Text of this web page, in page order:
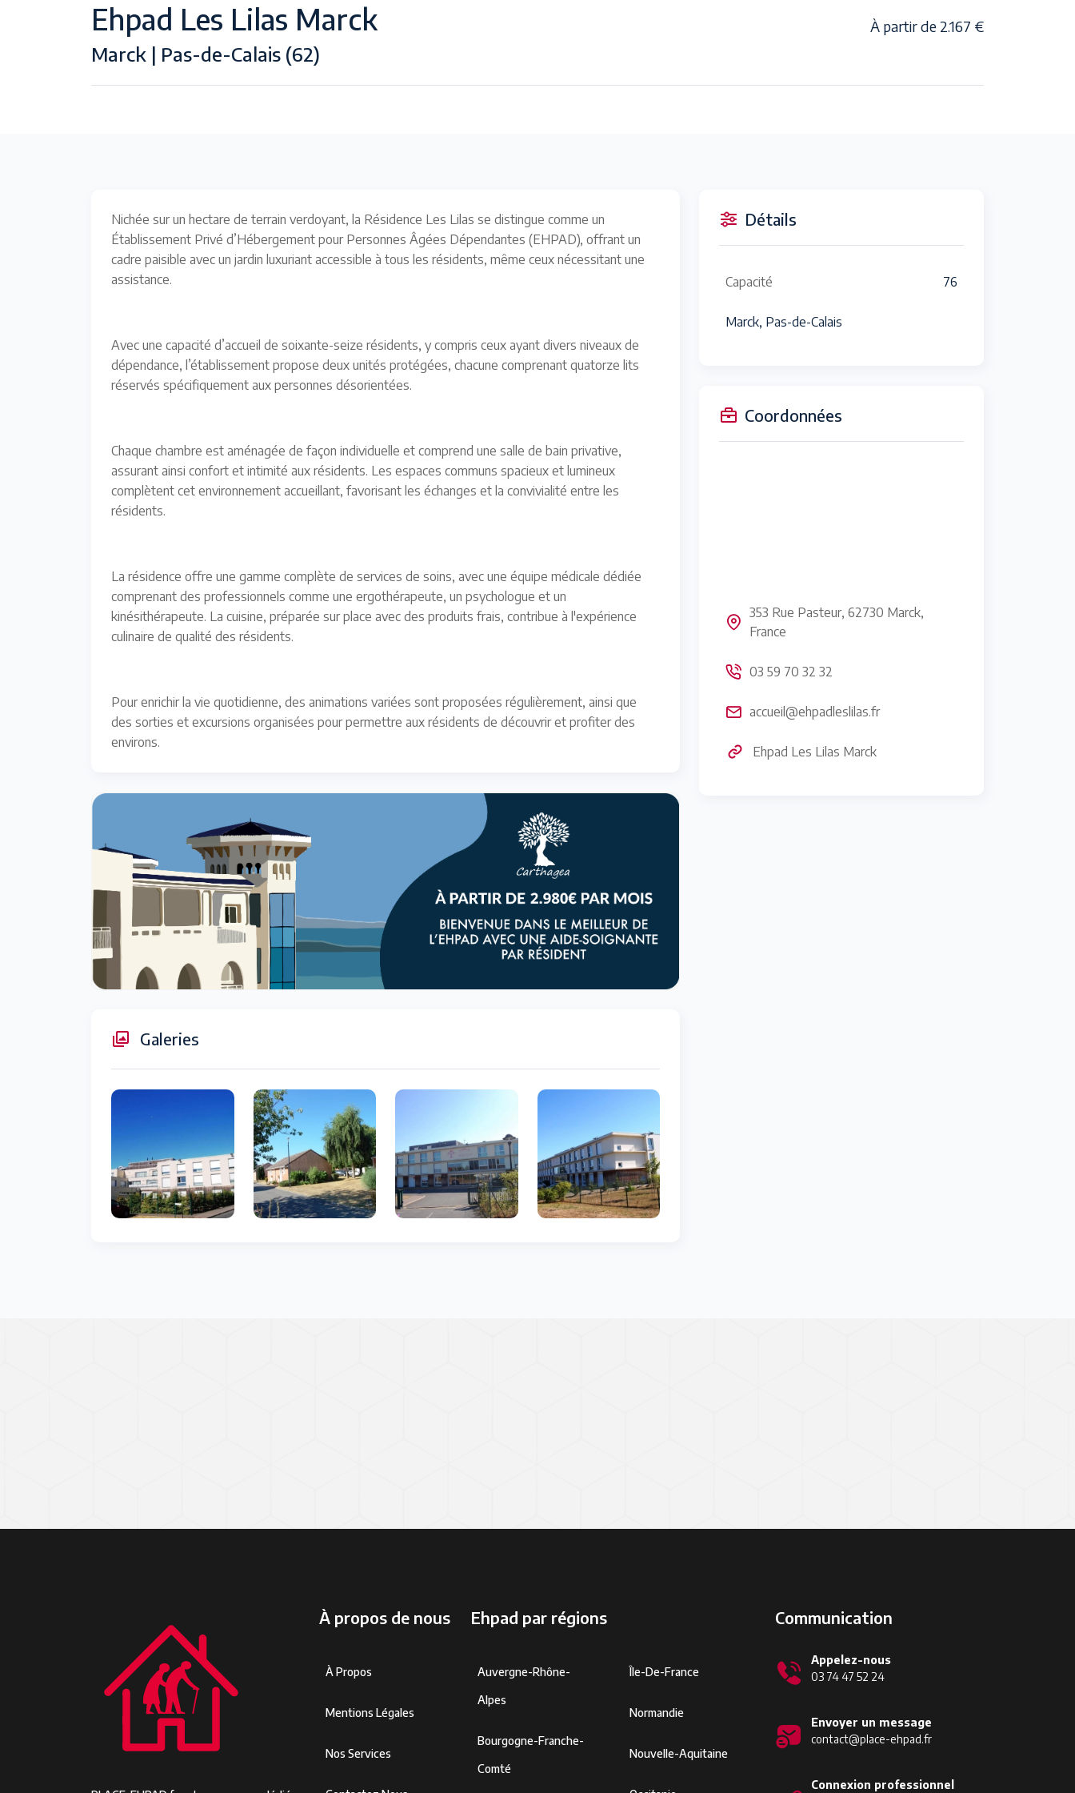
Ehpad Les Lilas Marck
Marck | Pas-de-Calais (62)
À partir de 2.167 €
Nichée sur un hectare de terrain verdoyant, la Résidence Les Lilas se distingue comme un
Établissement Privé d’Hébergement pour Personnes Âgées Dépendantes (EHPAD), offrant un
cadre paisible avec un jardin luxuriant accessible à tous les résidents, même ceux nécessitant une
assistance.
Avec une capacité d’accueil de soixante-seize résidents, y compris ceux ayant divers niveaux de
dépendance, l’établissement propose deux unités protégées, chacune comprenant quatorze lits
réservés spécifiquement aux personnes désorientées.
Chaque chambre est aménagée de façon individuelle et comprend une salle de bain privative,
assurant ainsi confort et intimité aux résidents. Les espaces communs spacieux et lumineux
complètent cet environnement accueillant, favorisant les échanges et la convivialité entre les
résidents.
La résidence offre une gamme complète de services de soins, avec une équipe médicale dédiée
comprenant des professionnels comme une ergothérapeute, un psychologue et un
kinésithérapeute. La cuisine, préparée sur place avec des produits frais, contribue à l'expérience
culinaire de qualité des résidents.
Pour enrichir la vie quotidienne, des animations variées sont proposées régulièrement, ainsi que
des sorties et excursions organisées pour permettre aux résidents de découvrir et profiter des
environs.
Galeries
Détails
Capacité 76
Marck, Pas-de-Calais
Coordonnées
353 Rue Pasteur, 62730 Marck,
France
03 59 70 32 32
accueil@ehpadleslilas.fr
Ehpad Les Lilas Marck
À propos de nous
À Propos
Mentions Légales
Nos Services
Ehpad par régions
Auvergne-Rhône-
Alpes
Bourgogne-Franche-
Comté
Île-De-France
Normandie
Nouvelle-Aquitaine
Communication
Appelez-nous
03 74 47 52 24
Envoyer un message
contact@place-ehpad.fr
Connexion professionnel